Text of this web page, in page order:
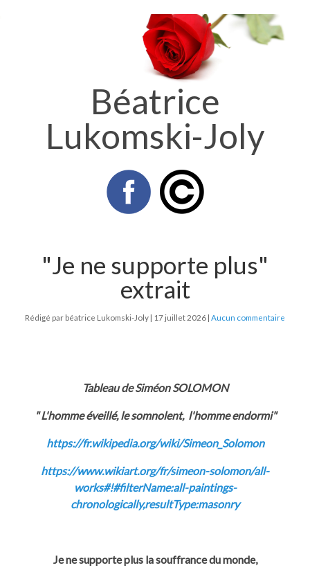
Béatrice
Lukomski-Joly
"Je ne supporte plus"
extrait
Rédigé par béatrice Lukomski-Joly 17 juillet 2026 Aucun commentaire
Tableau de Siméon SOLOMON
" L'homme éveillé, le somnolent, l'homme endormi"
https://fr.wikipedia.org/wiki/Simeon_Solomon
https://www.wikiart.org/fr/simeon-solomon/all-
works#!#filterName:all-paintings-
chronologically,resultType:masonry
Je ne supporte plus la souffrance du monde,